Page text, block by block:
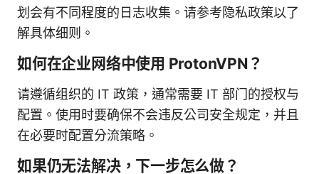
划会有不同程度的日志收集。请参考隐私政策以了
解具体细则。
如何在企业网络中使用 ProtonVPN？
请遵循组织的 IT 政策，通常需要 IT 部门的授权与
配置。使用时要确保不会违反公司安全规定，并且
在必要时配置分流策略。
如果仍无法解决，下一步怎么做？